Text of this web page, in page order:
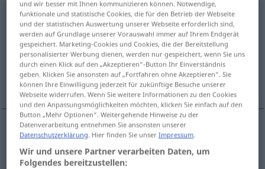
zertrümmern
Übersicht aller Übersetzungen
(Für mehr Details die Übersetzung anklicken/antippen)
mölva, eyðileggja
mölva,eyðileggja
und wir besser mit Ihnen kommunizieren können. Notwendige,
funktionale und statistische Cookies, die für den Betrieb der Webseite
und der statistischen Auswertung unserer Webseite erforderlich sind,
werden auf Grundlage unserer Vorauswahl immer auf Ihrem Endgerät
gespeichert. Marketing-Cookies und Cookies, die der Bereitstellung
personalisierter Werbung dienen, werden nur gespeichert, wenn Sie uns
durch einen Klick auf den „Akzeptieren“-Button Ihr Einverständnis
geben. Klicken Sie ansonsten auf „Fortfahren ohne Akzeptieren“. Sie
können Ihre Einwilligung jederzeit für zukünftige Besuche unserer
Webseite widerrufen. Wenn Sie weitere Informationen zu den Cookies
und den Anpassungsmöglichkeiten möchten, klicken Sie einfach auf den
Button „Mehr Optionen“. Weitergehende Hinweise zu der
Datenverarbeitung entnehmen Sie ansonsten unserer
Datenschutzerklärung. Hier finden Sie unserImpressum.
Wir und unsere Partner verarbeiten Daten, um
Folgendes bereitzustellen: